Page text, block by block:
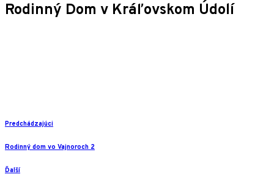
Rodinný Dom v Kráľovskom Údolí
Predchádzajúci
Rodinný dom vo Vajnoroch 2
Ďalší